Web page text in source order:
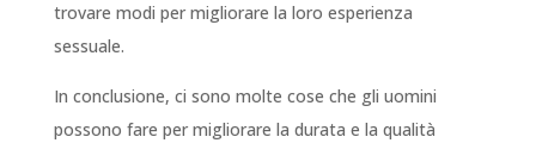
trovare modi per migliorare la loro esperienza
sessuale.
In conclusione, ci sono molte cose che gli uomini
possono fare per migliorare la durata e la qualità